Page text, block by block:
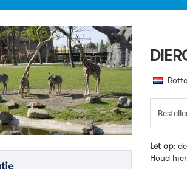
Let op:
Houd